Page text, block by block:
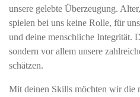
unsere gelebte Überzeugung.
spielen bei uns keine Rolle, für
und deine menschliche Integrität.
sondern vor allem unsere
schätzen.
Mit deinen Skills möchten wir die